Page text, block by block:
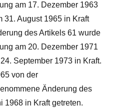
am 17. Dezember 1963
31. August 1965 in Kraft
des Artikels 61 wurde
am 20. Dezember 1971
September 1973 in Kraft.
von der
Änderung des
1968 in Kraft getreten.